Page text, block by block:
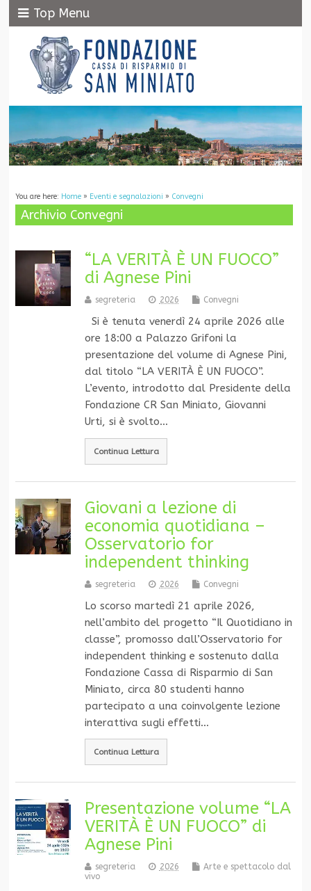
Top Menu
You are here: Home» Eventi e segnalazioni » Convegni
Archivio Convegni
“LA VERITÀ È UN FUOCO”
di Agnese Pini
segreteria 2026 Convegni
Si è tenuta venerdì 24 aprile 2026 alle
ore 18:00 a Palazzo Grifoni la
presentazione del volume di Agnese Pini,
dal titolo “LA VERITÀ È UN FUOCO”.
L’evento, introdotto dal Presidente della
Fondazione CR San Miniato, Giovanni
Urti, si è svolto…
Continua Lettura
Giovani a lezione di
economia quotidiana –
Osservatorio for
independent thinking
segreteria 2026 Convegni
Lo scorso martedì 21 aprile 2026,
nell’ambito del progetto “Il Quotidiano in
classe”, promosso dall’Osservatorio for
independent thinking e sostenuto dalla
Fondazione Cassa di Risparmio di San
Miniato, circa 80 studenti hanno
partecipato a una coinvolgente lezione
interattiva sugli effetti…
Continua Lettura
Presentazione volume “LA
VERITÀ È UN FUOCO” di
Agnese Pini
segreteria 2026
Arte e spettacolo dal
vivo